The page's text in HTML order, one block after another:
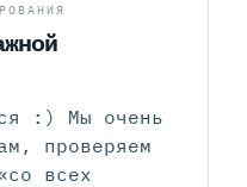
:) Мы очень
проверяем
всех